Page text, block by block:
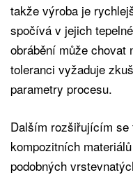
takže výroba je
spočívá v jejich
obrábění může chovat
toleranci vyžaduje
parametry procesu.
Dalším rozšiřujícím
kompozitních
podobných